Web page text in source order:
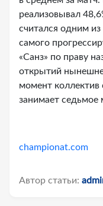
реализовывал
считался одним из
самого
«Санз» по праву
открытий
момент
занимает седьмое
championat.com
Автор статьи: